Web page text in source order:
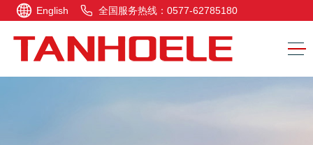
English 全国服务热线：0577-62785180